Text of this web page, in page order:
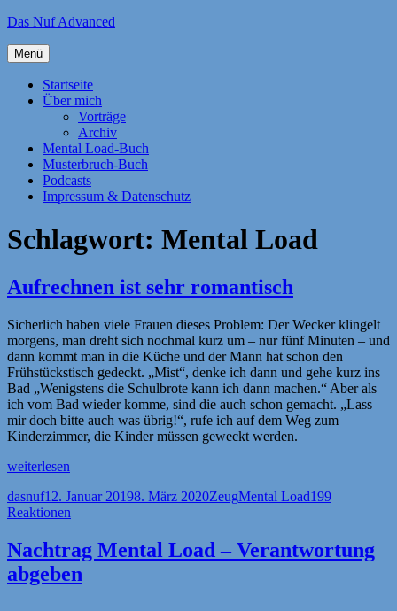
Zum
springen
Das Nuf Advanced
Menü
Startseite
Über mich
Vorträge
Archiv
Mental Load-Buch
Musterbruch-Buch
Podcasts
Impressum & Datenschutz
Schlagwort: Mental Load
Aufrechnen ist sehr romantisch
Sicherlich haben viele Frauen dieses Problem: Der Wecker klingelt
morgens, man dreht sich nochmal kurz um – nur fünf Minuten – und
dann kommt man in die Küche und der Mann hat schon den
Frühstückstisch gedeckt. „Mist“, denke ich dann und gehe kurz ins
Bad „Wenigstens die Schulbrote kann ich dann machen.“ Aber als
ich vom Bad wieder komme, sind die auch schon gemacht. „Lass
mir doch bitte auch was übrig!“, rufe ich auf dem Weg zum
Kinderzimmer, die Kinder müssen geweckt werden.
„Aufrechnen
sehr
romantisch“
weiterlesen
Autor
dasnufVeröffentlicht
am
12. Januar 20198. März 2020Kategorien
ZeugSchlagwörter
Mental Load199
Reaktionen
Nachtrag Mental Load – Verantwortung
abgeben